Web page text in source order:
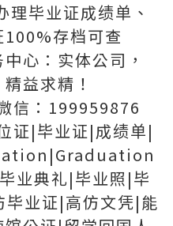
毕业证成绩单、
存档可查
心：实体公司，
益求精！
信：199959876
|毕业证|成绩单|
业典礼|毕业照|毕
业证|高仿文凭|能